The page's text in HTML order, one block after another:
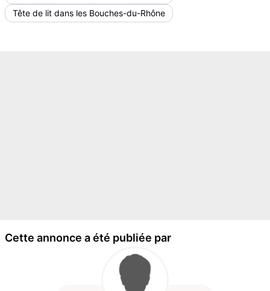
Tête de lit dans les Bouches-du-Rhône
Cette annonce a été publiée par